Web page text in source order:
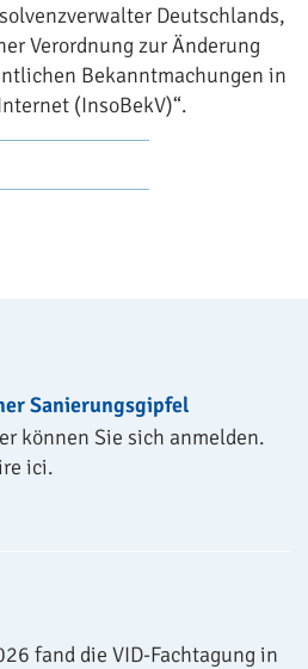
Deutschlands,
Verordnung zur Änderung
Bekanntmachungen in
(InsoBekV)“.
Sanierungsgipfel
können Sie sich anmelden.
ici.
fand die VID-Fachtagung in